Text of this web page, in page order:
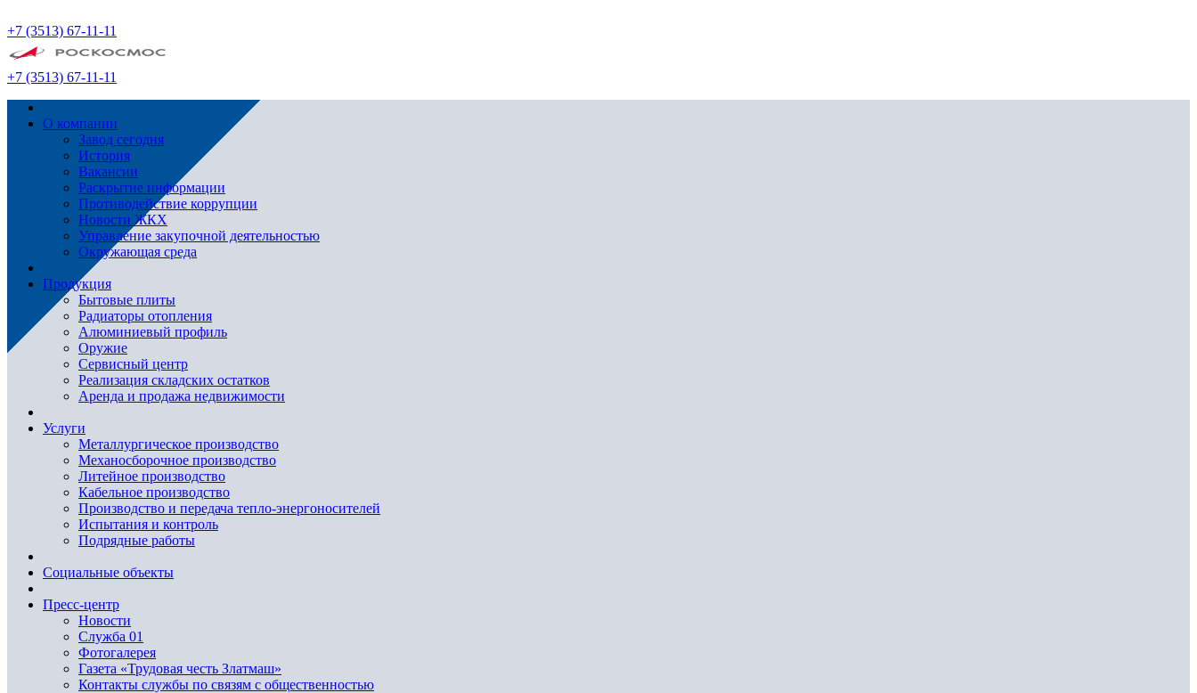
+7 (3513) 67-11-11
+7 (3513) 67-11-11
О компании
Завод сегодня
История
Вакансии
Раскрытие информации
Противодействие коррупции
Новости ЖКХ
Управление закупочной деятельностью
Окружающая среда
Продукция
Бытовые плиты
Радиаторы отопления
Алюминиевый профиль
Оружие
Сервисный центр
Реализация складских остатков
Аренда и продажа недвижимости
Услуги
Металлургическое производство
Механосборочное производство
Литейное производство
Кабельное производство
Производство и передача тепло-энергоносителей
Испытания и контроль
Подрядные работы
Социальные объекты
Пресс-центр
Новости
Служба 01
Фотогалерея
Газета «Трудовая честь Златмаш»
Контакты службы по связям с общественностью